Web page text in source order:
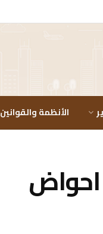
الأنظمة والقوانين